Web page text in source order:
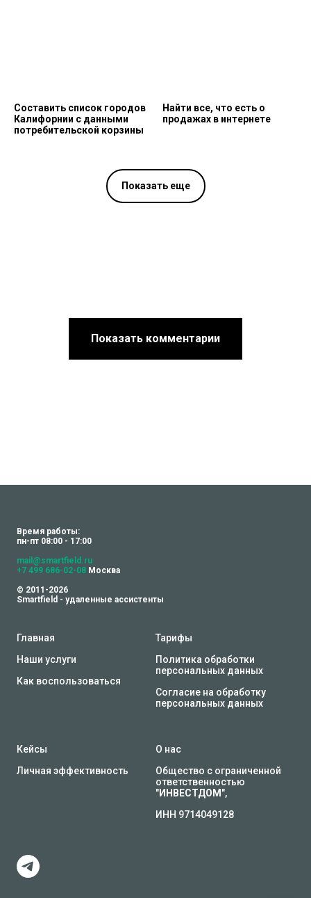
Составить список городов
Калифорнии с данными
потребительской корзины
Найти все, что есть о
продажах в интернете
Показать еще
Показать комментарии
Время работы:
пн-пт 08:00 - 17:00
mail@smartfield.ru
+7 499 686-02-08 Москва
© 2011-2026
Smartfield - удаленные ассистенты
Главная
Наши услуги
Как воспользоваться
Тарифы
Политика обработки
персональных данных
Согласие на обработку
персональных данных
Кейсы
Личная эффективность
О нас
Общество с ограниченной
ответственностью
"ИНВЕСТДОМ ",
ИНН 9714049128